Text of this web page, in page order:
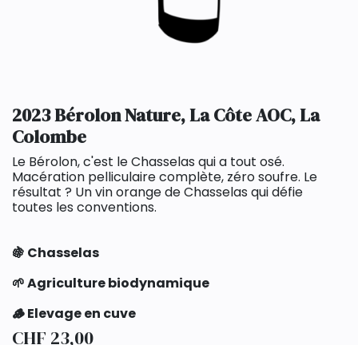
2023 Bérolon Nature, La Côte AOC, La
Colombe
Le Bérolon, c'est le Chasselas qui a tout osé.
Macération pelliculaire complète, zéro soufre. Le
résultat ? Un vin orange de Chasselas qui défie
toutes les conventions.
🍇 Chasselas
🌱 Agriculture biodynamique
🪵 Elevage en cuve
CHF 23,00